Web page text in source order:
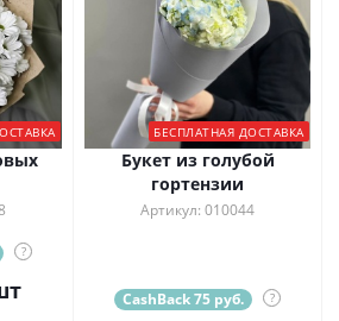
?
БЕСПЛАТНАЯ ДОСТАВКА
Букет из голубой
гортензии
Артикул: 010044
CashBack 75 руб. ?